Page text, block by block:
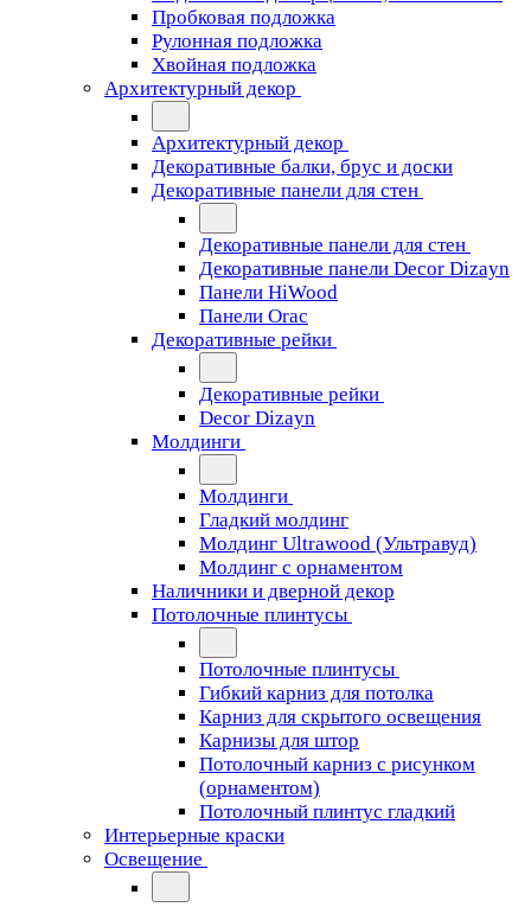
Пробковая подложка
Рулонная подложка
Хвойная подложка
Архитектурный декор
Архитектурный декор
Декоративные балки, брус и доски
Декоративные панели для стен
Декоративные панели для стен
Декоративные панели Decor Dizayn
Панели HiWood
Панели Orac
Декоративные рейки
Декоративные рейки
Decor Dizayn
Молдинги
Молдинги
Гладкий молдинг
Молдинг Ultrawood (Ультравуд)
Молдинг с орнаментом
Наличники и дверной декор
Потолочные плинтусы
Потолочные плинтусы
Гибкий карниз для потолка
Карниз для скрытого освещения
Карнизы для штор
Потолочный карниз с рисунком
(орнаментом)
Потолочный плинтус гладкий
Интерьерные краски
Освещение